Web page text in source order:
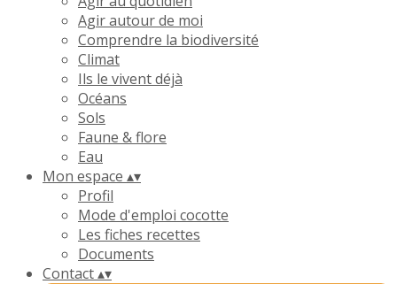
Agir autour de moi
Comprendre la biodiversité
Climat
Ils le vivent déjà
Océans
Sols
Faune & flore
Eau
Mon espace ▴▾
Profil
Mode d'emploi cocotte
Les fiches recettes
Documents
Contact▴▾